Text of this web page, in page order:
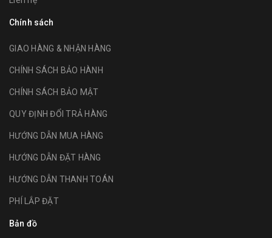
Chính sách
GIAO HÀNG & NHẬN HÀNG
CHÍNH SÁCH BẢO HÀNH
CHÍNH SÁCH BẢO MẬT
QUY ĐỊNH ĐỔI TRẢ HÀNG
HƯỚNG DẪN MUA HÀNG
HƯỚNG DẪN ĐẶT HÀNG
HƯỚNG DẪN THANH TOÁN
PHÍ LẮP ĐẶT
Bản đồ